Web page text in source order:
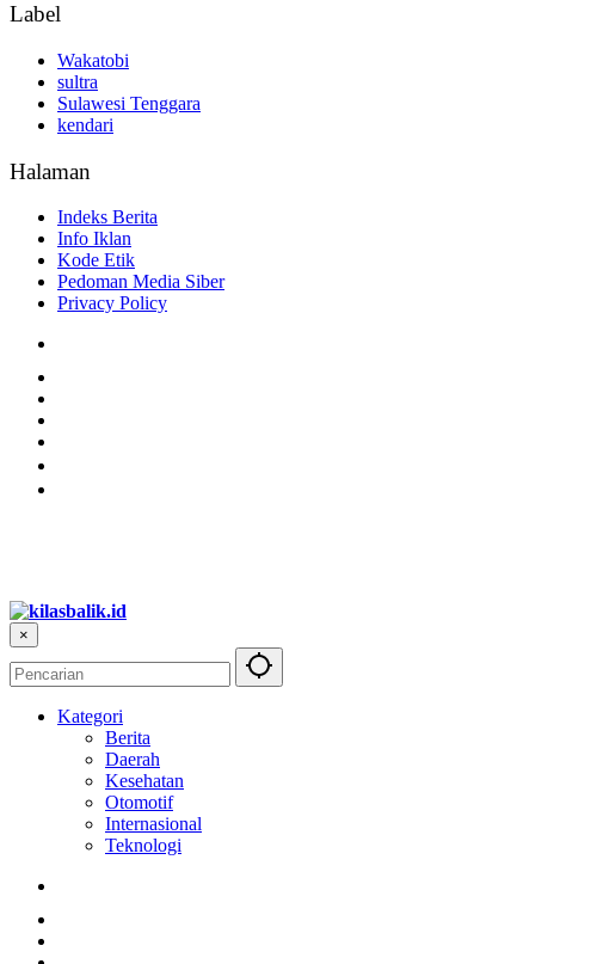
Label
Wakatobi
sultra
Sulawesi Tenggara
kendari
Halaman
Indeks Berita
Info Iklan
Kode Etik
Pedoman Media Siber
Privacy Policy
×
Kategori
Berita
Daerah
Kesehatan
Otomotif
Internasional
Teknologi